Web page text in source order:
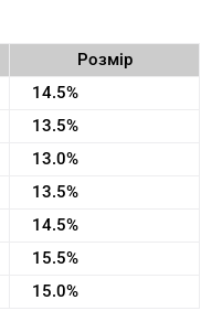
Розмір
14.5%
13.5%
13.0%
13.5%
14.5%
15.5%
15.0%